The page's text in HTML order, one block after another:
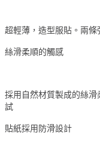
超輕薄，造型服貼。兩
絲滑柔順的觸感
採用自然材質製成的絲
試
貼紙採用防滑設計